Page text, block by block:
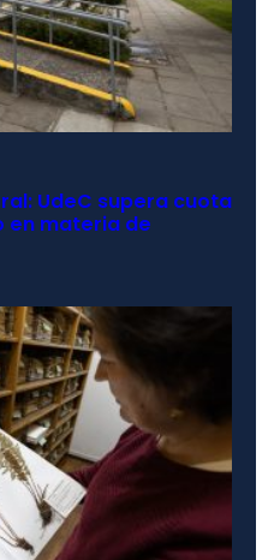
UdeC supera cuota
en materia de